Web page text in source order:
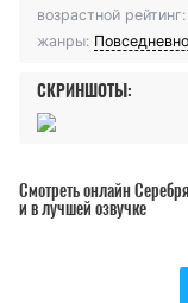
возрастной рейтинг:
жанры:
СКРИНШОТЫ:
Смотреть онлайн
и в лучшей озвучке